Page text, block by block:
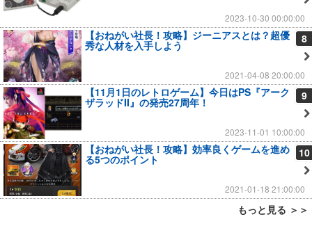
2023-10-30 00:00:00
8
【おねがい社長！攻略】ジーニアスとは？超優
秀な人材を入手しよう
2021-04-08 20:00:00
9
【11月1日のレトロゲーム】今日はPS『アーク
ザラッドII』の発売27周年！
2023-11-01 10:00:00
10
【おねがい社長！攻略】効率良くゲームを進め
る5つのポイント
2021-01-18 21:00:00
もっと見る ＞＞